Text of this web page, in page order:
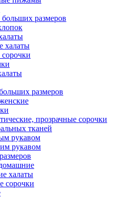
размеров
халаты
размеров
прозрачные сорочки
тканей
рукавом
рукавом
халаты
сорочки